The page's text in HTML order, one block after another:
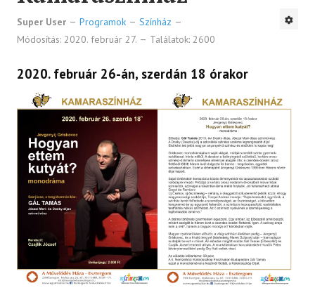
Super User Programok
Színház
Módosítás: 2020. február 27.
Találatok: 2600
2020. február 26-án, szerdán 18 órakor